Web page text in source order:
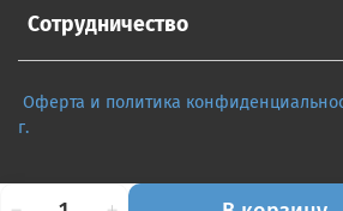
Сотрудничество
Оферта и политика
г.